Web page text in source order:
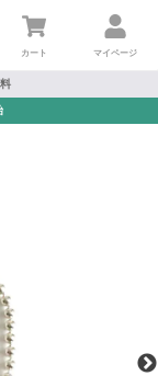
カート マイページ